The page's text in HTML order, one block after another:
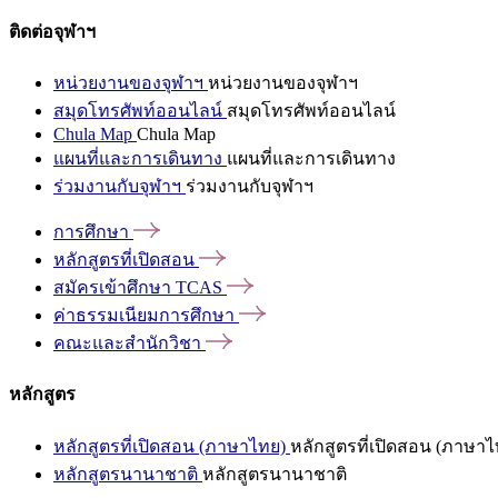
ติดต่อจุฬาฯ
หน่วยงานของจุฬาฯ หน่วยงานของจุฬาฯ
สมุดโทรศัพท์ออนไลน์ สมุดโทรศัพท์ออนไลน์
Chula Map Chula Map
แผนที่และการเดินทาง แผนที่และการเดินทาง
ร่วมงานกับจุฬาฯ ร่วมงานกับจุฬาฯ
การศึกษา
หลักสูตรที่เปิดสอน
สมัครเข้าศึกษา TCAS
ค่าธรรมเนียมการศึกษา
คณะและสำนักวิชา
หลักสูตร
หลักสูตรที่เปิดสอน (ภาษาไทย) หลักสูตรที่เปิดสอน (ภาษาไ
หลักสูตรนานาชาติ หลักสูตรนานาชาติ